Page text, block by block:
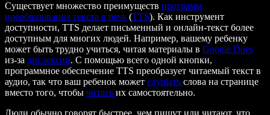
Существует множество преимуществ программ
преобразования текста в речь (TTS). Как инструмент
доступности, TTS делает письменный и онлайн-текст более
доступным для многих людей. Например, вашему ребенку
может быть трудно учиться, читая материалы в Google Docs
из-за дислексии. С помощью всего одной кнопки,
программное обеспечение TTS преобразует читаемый текст в
аудио, так что ваш ребенок может слушать слова на странице
вместо того, чтобы читать их самостоятельно.